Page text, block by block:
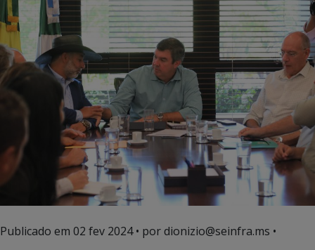
Publicado em 02 fev 2024• por dionizio@seinfra.ms •